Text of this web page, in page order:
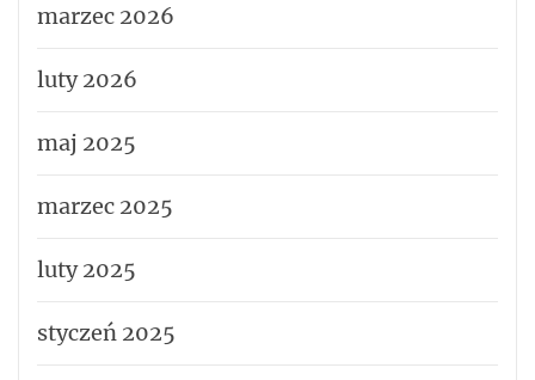
marzec 2026
luty 2026
maj 2025
marzec 2025
luty 2025
styczeń 2025